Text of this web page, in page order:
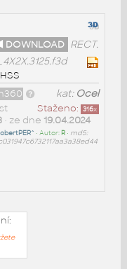
DOWNLOAD RECT.
kat: Ocel
Staženo: 316x
• ze dne 19.04.2024
• Autor: R• md5: